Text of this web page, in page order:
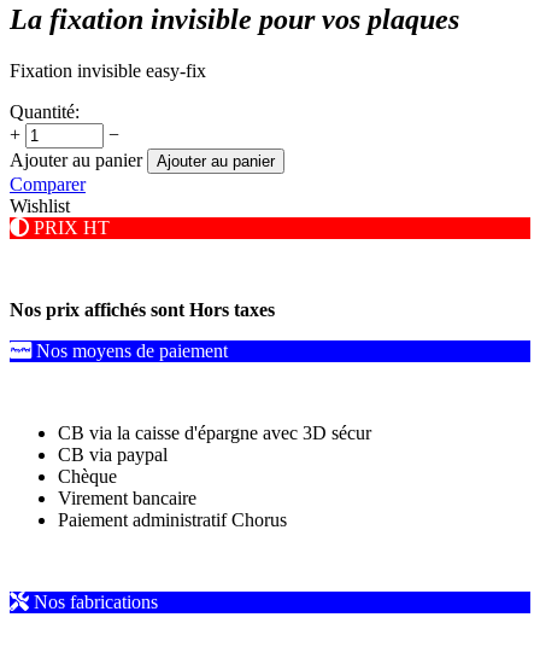
La fixation invisible pour vos plaques
Fixation invisible easy-fix
Quantité:
+
−
Ajouter au panier
Ajouter au panier
Comparer
Wishlist
PRIX HT
Nos prix affichés sont Hors taxes
Nos moyens de paiement
CB via la caisse d'épargne avec 3D sécur
CB via paypal
Chèque
Virement bancaire
Paiement administratif Chorus
Nos fabrications